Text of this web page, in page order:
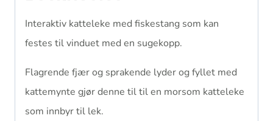
Interaktiv katteleke med fiskestang som kan
festes til vinduet med en sugekopp.
Flagrende fjær og sprakende lyder og fyllet med
kattemynte gjør denne til til en morsom katteleke
som innbyr til lek.